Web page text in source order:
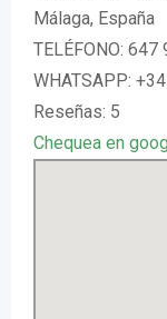
Málaga, España
TELÉFONO: 647
WHATSAPP:
Reseñas: 5
Chequea en